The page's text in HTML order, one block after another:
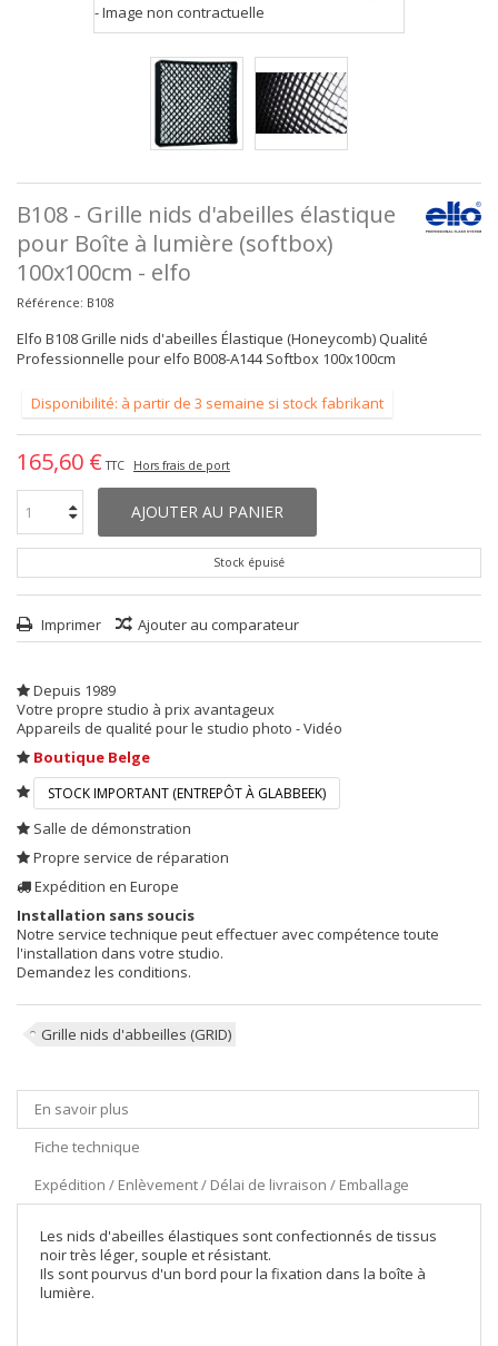
- Image non contractuelle
B108 - Grille nids d'abeilles élastique
pour Boîte à lumière (softbox)
100x100cm - elfo
Référence: B108
Elfo B108 Grille nids d'abeilles Élastique (Honeycomb) Qualité
Professionnelle pour elfo B008-A144 Softbox 100x100cm
Disponibilité: à partir de 3 semaine si stock fabrikant
165,60 € TTC Hors frais de port
AJOUTER AU PANIER
Stock épuisé
Imprimer Ajouter au comparateur
Depuis 1989
Votre propre studio à prix avantageux
Appareils de qualité pour le studio photo - Vidéo
Boutique Belge
STOCK IMPORTANT (ENTREPÔT À GLABBEEK)
Salle de démonstration
Propre service de réparation
Expédition en Europe
Installation sans soucis
Notre service technique peut effectuer avec compétence toute
l'installation dans votre studio.
Demandez les conditions.
Grille nids d'abbeilles (GRID)
En savoir plus
Fiche technique
Expédition / Enlèvement / Délai de livraison / Emballage
Les nids d'abeilles élastiques sont confectionnés de tissus
noir très léger, souple et résistant.
Ils sont pourvus d'un bord pour la fixation dans la boîte à
lumière.